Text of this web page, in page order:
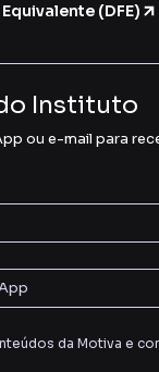
(DFE)
Instituto
ou e-mail para
da Motiva e